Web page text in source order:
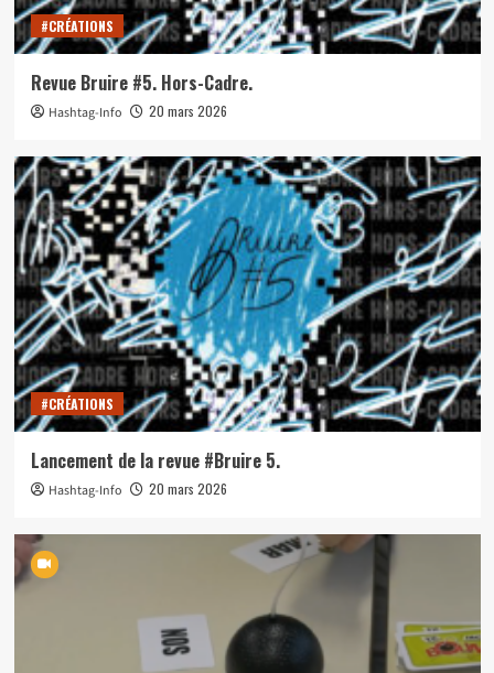
#CRÉATIONS
Revue Bruire #5. Hors-Cadre.
Hashtag-Info 20 mars 2026
#CRÉATIONS
Lancement de la revue #Bruire 5.
Hashtag-Info 20 mars 2026